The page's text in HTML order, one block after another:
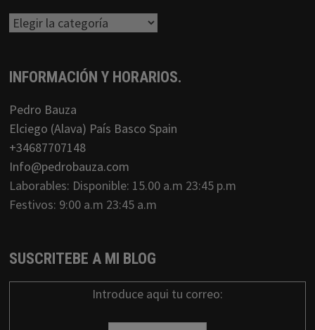
Categorias
INFORMACIÓN Y HORARIOS.
Pedro Bauza
Elciego (Alava) País Basco Spain
+34687707148
Info@pedrobauza.com
Laborables: Disponible: 15.00 a.m 23:45 p.m
Festivos: 9:00 a.m 23:45 a.m
SUSCRITEBE A MI BLOG
Introduce aqui tu correo: